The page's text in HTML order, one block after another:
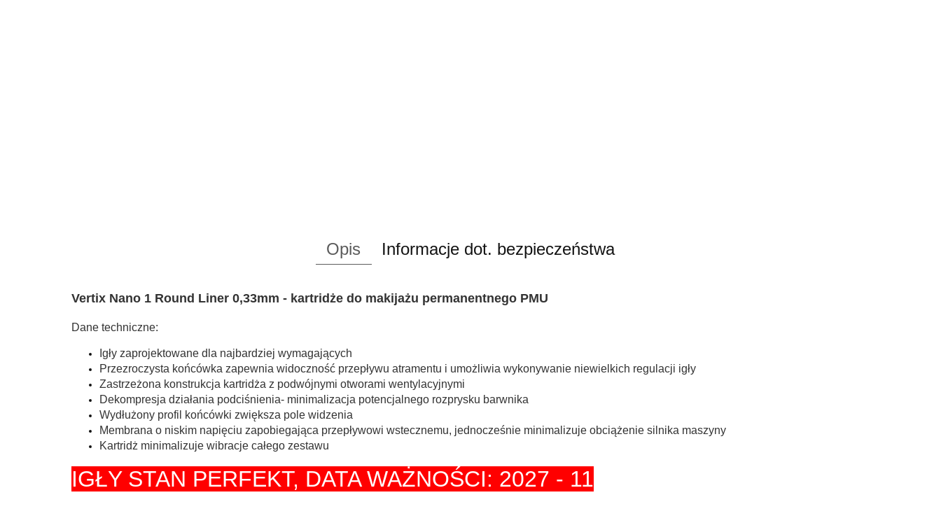
Opis Informacje dot. bezpieczeństwa
Vertix Nano 1 Round Liner 0,33mm - kartridże do makijażu permanentnego PMU
Dane techniczne:
Igły zaprojektowane dla najbardziej wymagających
Przezroczysta końcówka zapewnia widoczność przepływu atramentu i umożliwia wykonywanie niewielkich regulacji igły
Zastrzeżona konstrukcja kartridża z podwójnymi otworami wentylacyjnymi
Dekompresja działania podciśnienia- minimalizacja potencjalnego rozprysku barwnika
Wydłużony profil końcówki zwiększa pole widzenia
Membrana o niskim napięciu zapobiegająca przepływowi wstecznemu, jednocześnie minimalizuje obciążenie silnika maszyny
Kartridż minimalizuje wibracje całego zestawu
IGŁY STAN PERFEKT, DATA WAŻNOŚCI: 2027 - 11